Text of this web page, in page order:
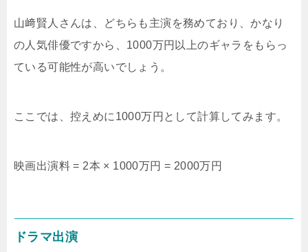
山﨑賢人さんは、どちらも主演を務めており、かなり
の人気俳優ですから、1000万円以上のギャラをもらっ
ている可能性が高いでしょう。
ここでは、控えめに1000万円として計算してみます。
映画出演料 = 2本 × 1000万円 = 2000万円
ドラマ出演